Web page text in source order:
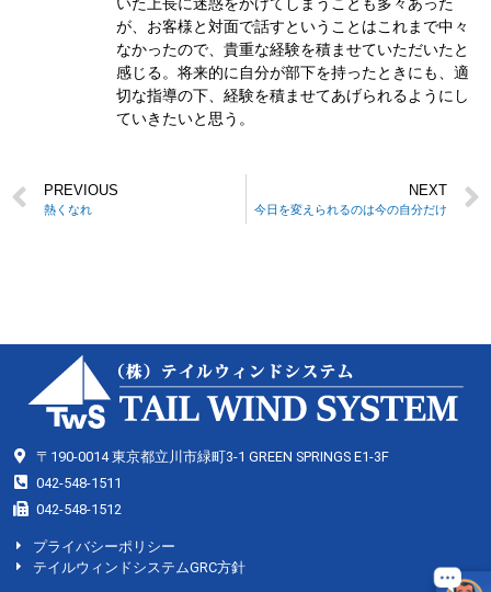
が、お客様と対面で話すということはこれまで中々
なかったので、貴重な経験を積ませていただいたと
感じる。将来的に自分が部下を持ったときにも、適
切な指導の下、経験を積ませてあげられるようにし
ていきたいと思う。
PREVIOUS
熱くなれ
NEXT
今日を変えられるのは今の自分だけ
〒190-0014 東京都立川市緑町3-1 GREEN SPRINGS E1-3F
042-548-1511
042-548-1512
プライバシーポリシー
テイルウィンドシステムGRC方針